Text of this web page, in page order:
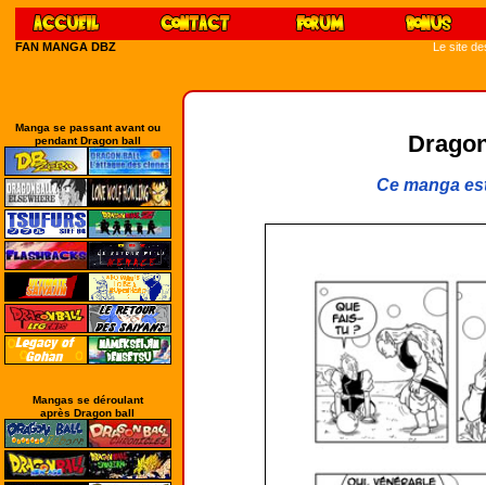
FAN MANGA DBZ Le site
Manga se passant avant ou
pendant Dragon ball
Mangas se déroulant
après Dragon ball
Ce manga